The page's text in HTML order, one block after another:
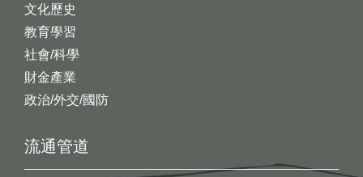
文化歷史
教育學習
社會/科學
財金產業
政治/外交/國防
流通管道